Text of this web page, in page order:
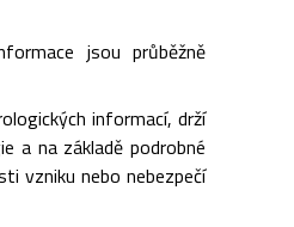
jsou průběžně
informací, drží
a na základě podrobné
vzniku nebo nebezpečí